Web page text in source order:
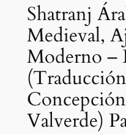
Shatranj
Medieval,
Moderno –
Valverde)